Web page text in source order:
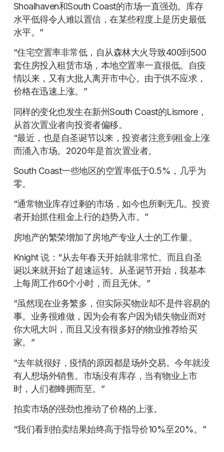
Shoalhaven和South Coast的市场一直强劲。库存
水平低得令人难以置信，在某些程度上是历史最低
水平。”
“住宅空置率非常低，自从森林大火导致400到500
套住房投入租赁市场，本地空置率一直很低。自疫
情以来，又有大批人离开市中心。由于供不应求，
价格在迅速上涨。”
同样的变化也发生在新州South Coast的Lismore，
从首次置业者向投资者偏移。
“最近，也是自圣诞节以来，投资者注意到租金上涨
而涌入市场。2020年是首次置业者。
South Coast一些地区的空置率低于0.5%，几乎为
零。
“通常物业库存过剩的市场，如今也所剩无几。投资
者开始抓住租金上行的趋势入市。”
房地产的繁荣增加了房地产专业人士的工作量。
Knight 说：“从去年春天开始就非常忙。而且自圣
诞以来就开始了超速运转。从圣诞节开始，我基本
上每周工作60个小时，而且无休。”
“虽然现在业务繁多，但实际买物业却不是件容易的
事。业务很难做，因为会有客户因为错失物业而对
你大吼大叫，而且又没有很多好的物业推荐给买
家。”
“去年就很好，疫情的原因都是场外交易。今年就没
有人想场外销售。市场没有库存，当有物业上市
时，人们都蜂拥而至。”
拍卖市场的强劲也推动了价格的上涨。
“我们看到拍卖结果始终高于指导价10%至20%。”